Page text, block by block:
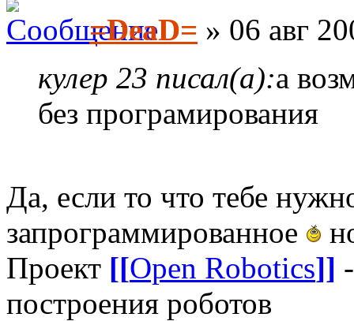
=DeaD= » 06 авг
кулер 23 писал(а):а
без програмирования
Да, если то что тебе
запрограммированное
Проект [[Open Robotics]]
построения роботов